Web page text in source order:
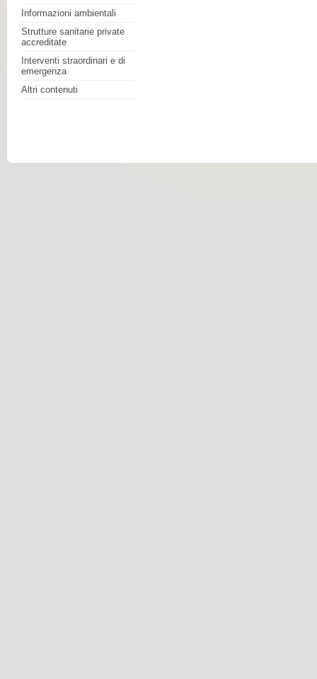
Informazioni ambientali
Strutture sanitarie private
accreditate
Interventi straordinari e di
emergenza
Altri contenuti